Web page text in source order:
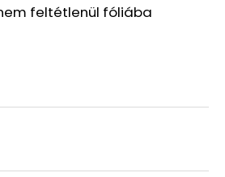
feltétlenül fóliába